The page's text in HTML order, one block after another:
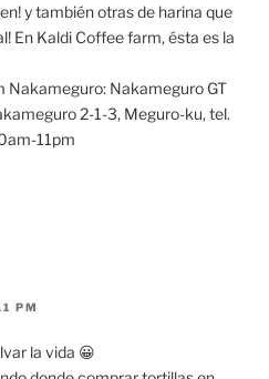
y también otras de harina que
En Kaldi Coffee farm, ésta es la
Nakameguro: Nakameguro GT
2-1-3, Meguro-ku, tel.
11pm
PM
la vida 😀